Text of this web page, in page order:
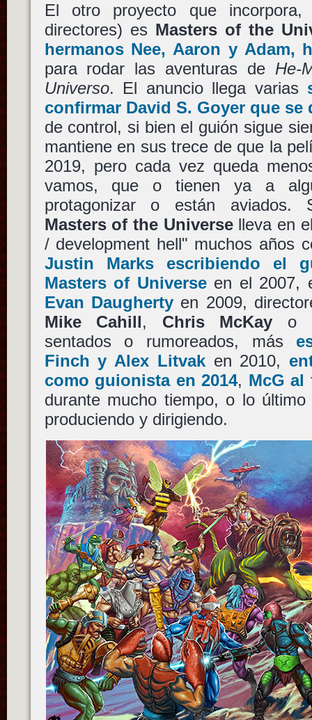
El otro proyecto que
directores) es Masters of the
hermanos Nee, Aaron y Adam,
para rodar las aventuras de He-
Universo. El anuncio llega varias
confirmar David S. Goyerque se
de control, si bien el guión sigue
mantiene en sus trece de que la
2019, pero cada vez queda
vamos, que o tienen ya a
protagonizar o están aviados.
Masters of the Universelleva en
/ development hell" muchos años
Justin Marks escribiendo el
Masters of Universeen el 2007,
Evan Daugherty en 2009,
Mike Cahill, Chris McKay o
sentados o rumoreados, más
Finch y Alex Litvaken 2010,
como guionista en 2014, McG al
durante mucho tiempo, o lo
produciendo y dirigiendo.